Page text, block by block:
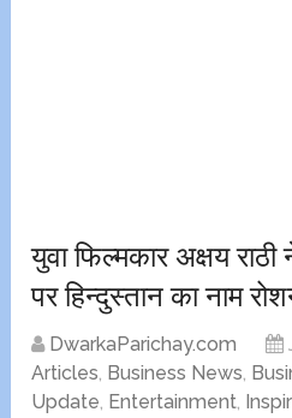
युवा फिल्मकार अक्षय
पर हिन्दुस्तान का नाम
DwarkaParichay.com
Articles, Business News,
Update, Entertainment,